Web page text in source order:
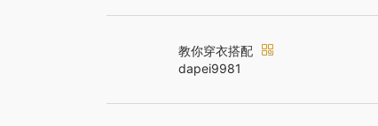
教你穿衣搭配
dapei9981